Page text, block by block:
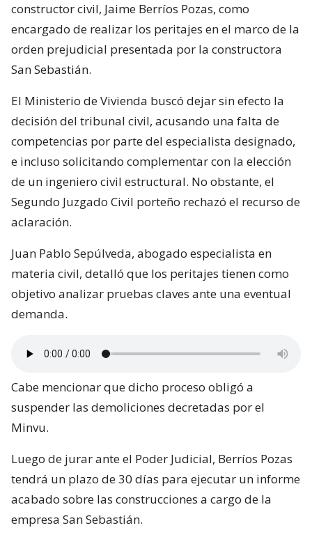
constructor civil, Jaime Berríos Pozas, como
encargado de realizar los peritajes en el marco de la
orden prejudicial presentada por la constructora
San Sebastián.
El Ministerio de Vivienda buscó dejar sin efecto la
decisión del tribunal civil, acusando una falta de
competencias por parte del especialista designado,
e incluso solicitando complementar con la elección
de un ingeniero civil estructural. No obstante, el
Segundo Juzgado Civil porteño rechazó el recurso de
aclaración.
Juan Pablo Sepúlveda, abogado especialista en
materia civil, detalló que los peritajes tienen como
objetivo analizar pruebas claves ante una eventual
demanda.
Cabe mencionar que dicho proceso obligó a
suspender las demoliciones decretadas por el
Minvu.
Luego de jurar ante el Poder Judicial, Berríos Pozas
tendrá un plazo de 30 días para ejecutar un informe
acabado sobre las construcciones a cargo de la
empresa San Sebastián.